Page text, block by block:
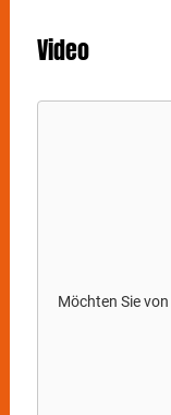
Video
Möchten Sie von